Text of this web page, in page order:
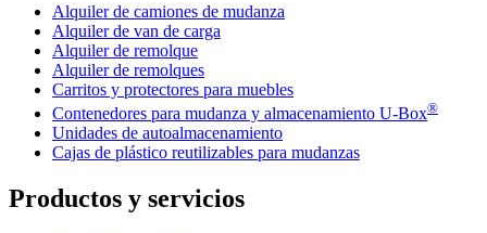
Alquiler de camiones de mudanza
Alquiler de van de carga
Alquiler de remolque
Alquiler de remolques
Carritos y protectores para muebles
Contenedores para mudanza y almacenamiento U-Box®
Unidades de autoalmacenamiento
Cajas de plástico reutilizables para mudanzas
Productos y servicios